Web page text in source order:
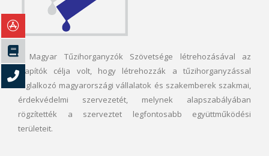
A Magyar Tűzihorganyzók Szövetsége létrehozásával az
alapítók célja volt, hogy létrehozzák a tűzihorganyzással
foglalkozó magyarországi vállalatok és szakemberek szakmai,
érdekvédelmi szervezetét, melynek alapszabályában
rögzítették a szerveztet legfontosabb együttműködési
területeit.